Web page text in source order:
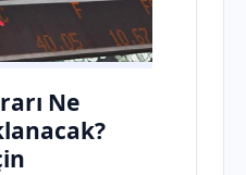
Ne